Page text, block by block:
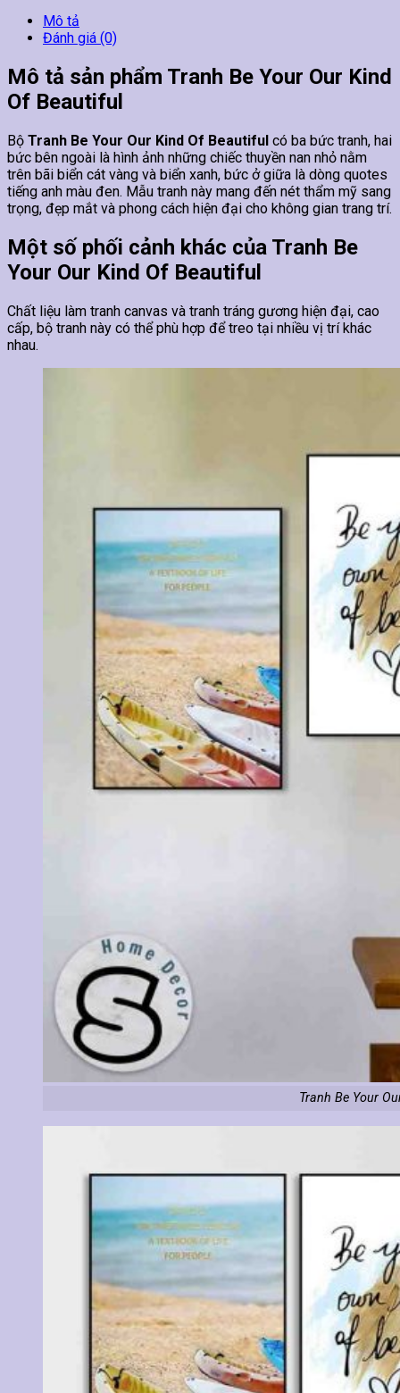
Mô tả
Đánh giá (0)
Mô tả sản phẩm Tranh Be Your Our Kind
Of Beautiful
Bộ Tranh Be Your Our Kind Of Beautiful có ba bức tranh, hai
bức bên ngoài là hình ảnh những chiếc thuyền nan nhỏ nằm
trên bãi biển cát vàng và biển xanh, bức ở giữa là dòng quotes
tiếng anh màu đen. Mẫu tranh này mang đến nét thẩm mỹ sang
trọng, đẹp mắt và phong cách hiện đại cho không gian trang trí.
Một số phối cảnh khác của Tranh Be
Your Our Kind Of Beautiful
Chất liệu làm tranh canvas và tranh tráng gương hiện đại, cao
cấp, bộ tranh này có thể phù hợp để treo tại nhiều vị trí khác
nhau.
Tranh Be Your